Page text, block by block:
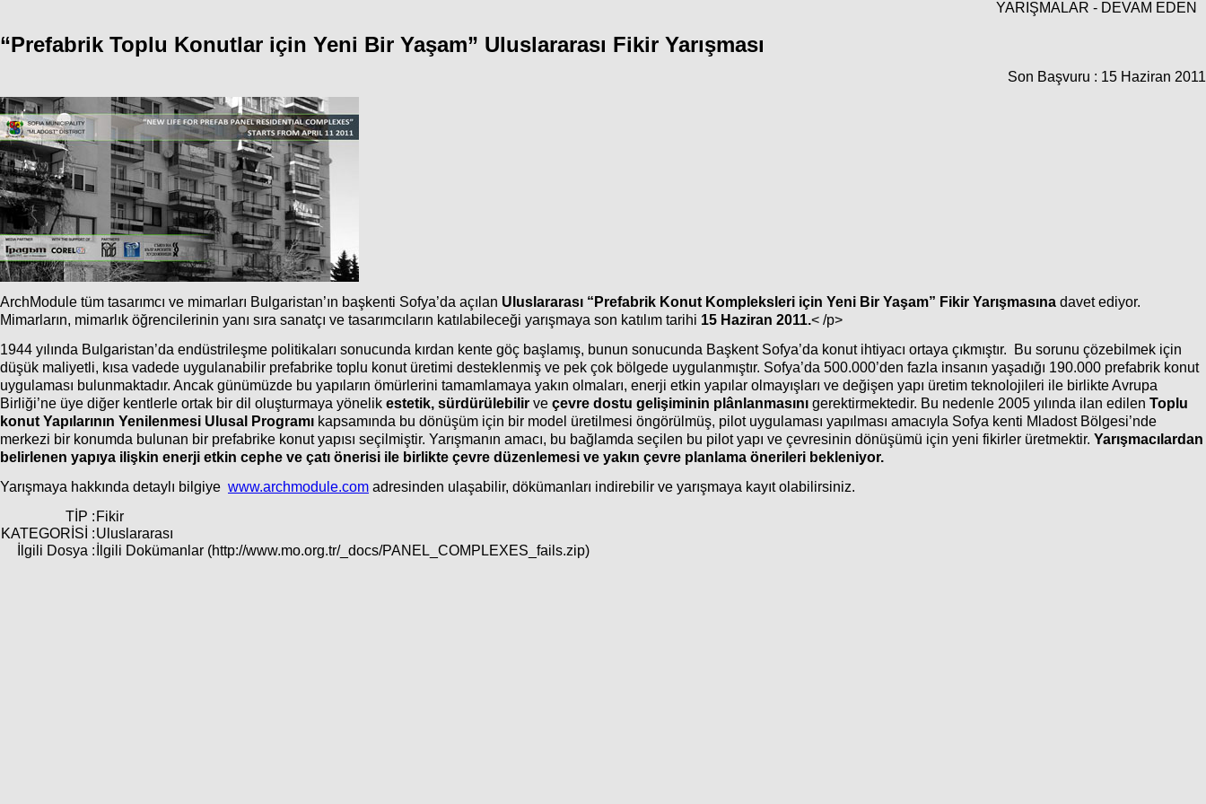
YARIŞMALAR - DEVAM EDEN
“Prefabrik Toplu Konutlar için Yeni Bir Yaşam” Uluslararası Fikir Yarışması
Son Başvuru : 15 Haziran 2011
ArchModule tüm tasarımcı ve mimarları Bulgaristan’ın başkenti Sofya’da açılan Uluslararası “Prefabrik Konut Kompleksleri için Yeni Bir Yaşam” Fikir Yarışmasına davet ediyor.
Mimarların, mimarlık öğrencilerinin yanı sıra sanatçı ve tasarımcıların katılabileceği yarışmaya son katılım tarihi 15 Haziran 2011.< /p>
1944 yılında Bulgaristan’da endüstrileşme politikaları sonucunda kırdan kente göç başlamış, bunun sonucunda Başkent Sofya’da konut ihtiyacı ortaya çıkmıştır. Bu sorunu çözebilmek için
düşük maliyetli, kısa vadede uygulanabilir prefabrike toplu konut üretimi desteklenmiş ve pek çok bölgede uygulanmıştır. Sofya’da 500.000’den fazla insanın yaşadığı 190.000 prefabrik konut
uygulaması bulunmaktadır. Ancak günümüzde bu yapıların ömürlerini tamamlamaya yakın olmaları, enerji etkin yapılar olmayışları ve değişen yapı üretim teknolojileri ile birlikte Avrupa
Birliği’ne üye diğer kentlerle ortak bir dil oluşturmaya yönelik estetik, sürdürülebilir ve çevre dostu gelişiminin plânlanmasını gerektirmektedir. Bu nedenle 2005 yılında ilan edilen Toplu
konut Yapılarının Yenilenmesi Ulusal Programı kapsamında bu dönüşüm için bir model üretilmesi öngörülmüş, pilot uygulaması yapılması amacıyla Sofya kenti Mladost Bölgesi’nde
merkezi bir konumda bulunan bir prefabrike konut yapısı seçilmiştir. Yarışmanın amacı, bu bağlamda seçilen bu pilot yapı ve çevresinin dönüşümü için yeni fikirler üretmektir. Yarışmacılardan
belirlenen yapıya ilişkin enerji etkin cephe ve çatı önerisi ile birlikte çevre düzenlemesi ve yakın çevre planlama önerileri bekleniyor.
Yarışmaya hakkında detaylı bilgiye www.archmodule.com adresinden ulaşabilir, dökümanları indirebilir ve yarışmaya kayıt olabilirsiniz.
TİP : Fikir
KATEGORİSİ :Uluslararası
İlgili Dosya : İlgili Dokümanlar (http://www.mo.org.tr/_docs/PANEL_COMPLEXES_fails.zip)